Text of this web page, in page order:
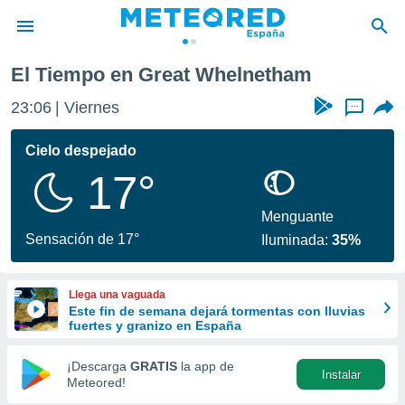
de
por
se
calidad.
a este
las
y
forma
digital
basada
El Tiempo en Great Whelnetham
23:06 Viernes ...
Cielo despejado
17°
Sensación de 17°
Menguante
Iluminada:35%
Llega una vaguada
Este fin de semana dejará tormentas con lluvias
fuertes y granizo en España
¡Descarga GRATIS la app de
Meteored!
Instalar